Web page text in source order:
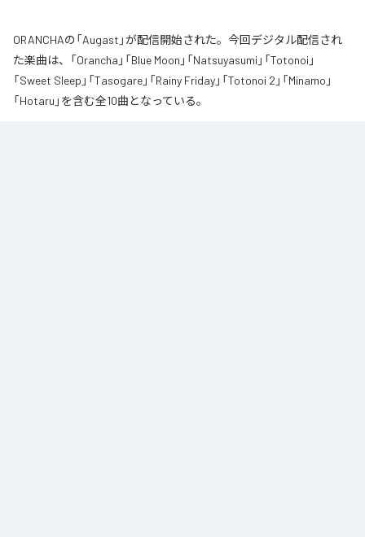
ORANCHAの「Augast」が配信開始された。今回デジタル配信され
た楽曲は、「Orancha」「Blue Moon」「Natsuyasumi」「Totonoi」
「Sweet Sleep」「Tasogare」「Rainy Friday」「Totonoi 2」「Minamo」
「Hotaru」を含む全10曲となっている。